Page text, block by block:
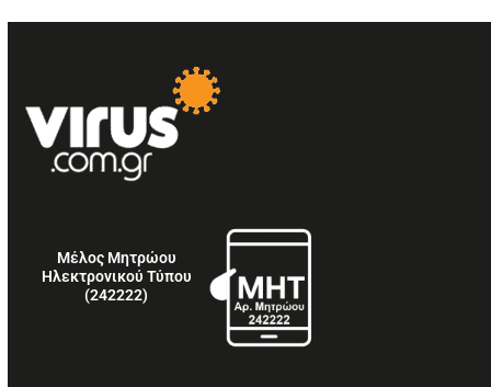
Μέλος Μητρώου
Ηλεκτρονικού Τύπου
(242222)